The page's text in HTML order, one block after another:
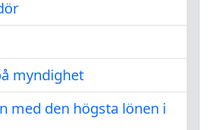
myndighet
med den högsta lönen i